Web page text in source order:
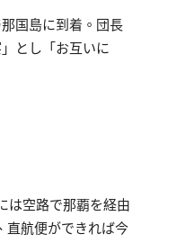
国島に到着。団長
とし「お互いに
は空路で那覇を経由
直航便ができれば今